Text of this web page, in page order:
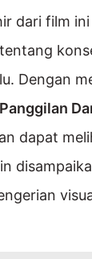
dari film
Dengan
dapat